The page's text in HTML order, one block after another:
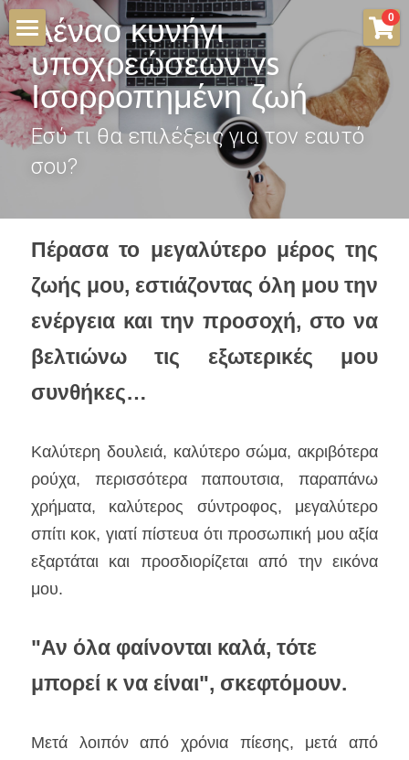
0
INSPIRED FOR LIFE
90 SHADES
FREE INSPIRATION
Αέναο κυνήγι
υποχρεώσεων vs
Ισορροπημένη ζωή
Εσύ τι θα επιλέξεις για τον εαυτό
σου?
Πέρασα το μεγαλύτερο μέρος της
ζωής μου, εστιάζοντας όλη μου την
ενέργεια και την προσοχή, στο να
βελτιώνω τις εξωτερικές μου
συνθήκες…
Καλύτερη δουλειά, καλύτερο σώμα, ακριβότερα
ρούχα, περισσότερα παπουτσια, παραπάνω
χρήματα, καλύτερος σύντροφος, μεγαλύτερο
σπίτι κοκ, γιατί πίστευα ότι προσωπική μου αξία
εξαρτάται και προσδιορίζεται από την εικόνα
μου.
"Αν όλα φαίνονται καλά, τότε
μπορεί κ να είναι", σκεφτόμουν.
Μετά λοιπόν από χρόνια πίεσης, μετά από
×
STORE CATEGORIES
All Categories